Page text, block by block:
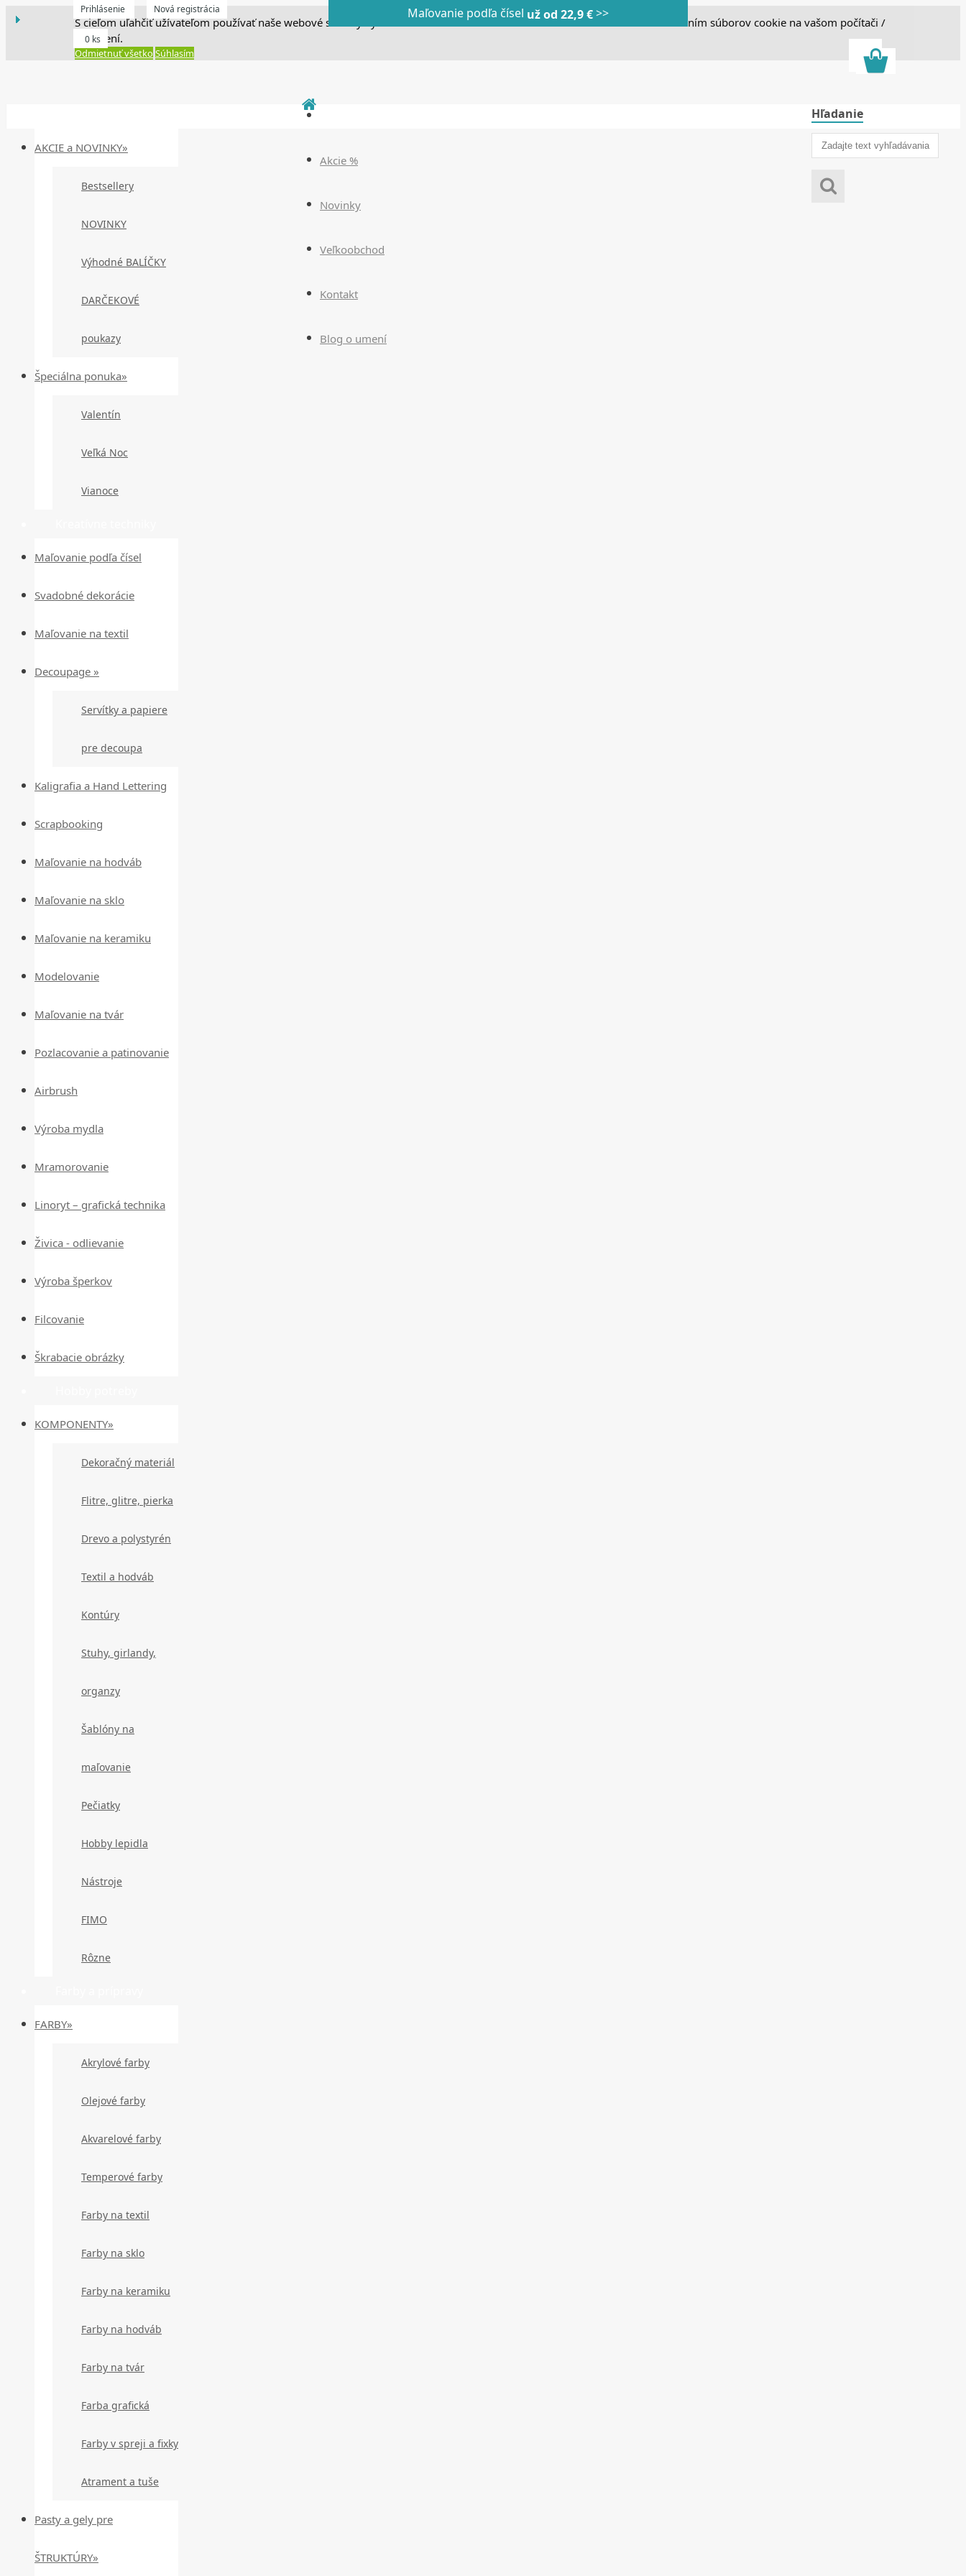
S cieľom uľahčiť užívateľom používať naše webové stránky využívame cookies. Používaním našich stránok súhlasíte s ukladaním súborov cookie na vašom počítači /
zariadení.
Odmietnuť všetko Súhlasím
Akcie %
Novinky
Veľkoobchod
Kontakt
Blog o umení
Hľadanie
Prihlásenie Nová registrácia
0 ks
AKCIE a NOVINKY»
Bestsellery
NOVINKY
Výhodné BALÍČKY
DARČEKOVÉ
poukazy
Špeciálna ponuka»
Valentín
Veľká Noc
Vianoce
Maľovanie podľa čísel
Svadobné dekorácie
Maľovanie na textil
Decoupage »
Servítky a papiere
pre decoupa
Kaligrafia a Hand Lettering
Scrapbooking
Maľovanie na hodváb
Maľovanie na sklo
Maľovanie na keramiku
Modelovanie
Maľovanie na tvár
Pozlacovanie a patinovanie
Airbrush
Výroba mydla
Mramorovanie
Linoryt – grafická technika
Živica - odlievanie
Výroba šperkov
Filcovanie
Škrabacie obrázky
KOMPONENTY»
Dekoračný materiál
Flitre, glitre, pierka
Drevo a polystyrén
Textil a hodváb
Kontúry
Stuhy, girlandy,
organzy
Šablóny na
maľovanie
Pečiatky
Hobby lepidla
Nástroje
FIMO
Rôzne
FARBY»
Akrylové farby
Olejové farby
Akvarelové farby
Temperové farby
Farby na textil
Farby na sklo
Farby na keramiku
Farby na hodváb
Farby na tvár
Farba grafická
Farby v spreji a fixky
Atrament a tuše
Pasty a gely pre
ŠTRUKTÚRY»
Dnes maľovanie podľa čísel|už od 9,90€
Dnes veľký horúci výpredaj|zľavy až 90%
Maľovanie podľa čísel už od 22,9 €>>